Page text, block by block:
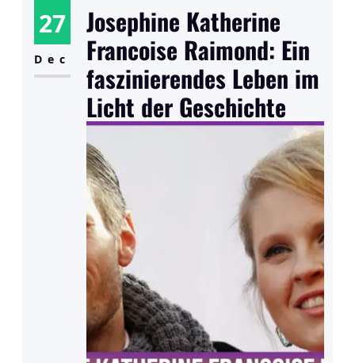
Erfahrungen ihre Perspektiven und
Setzungen für das spätere Leben.
In ihrer Kindheit war sie von
Kreativität umgeben, was einen
maßgeblichen Einfluss auf ihre
27
Dec
Josephine Katherine
Francoise Raimond: Ein
faszinierendes Leben im
Licht der Geschichte